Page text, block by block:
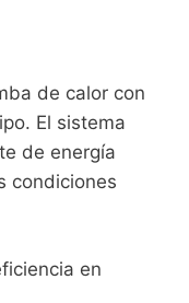
de calor con
El sistema
de energía
condiciones
en